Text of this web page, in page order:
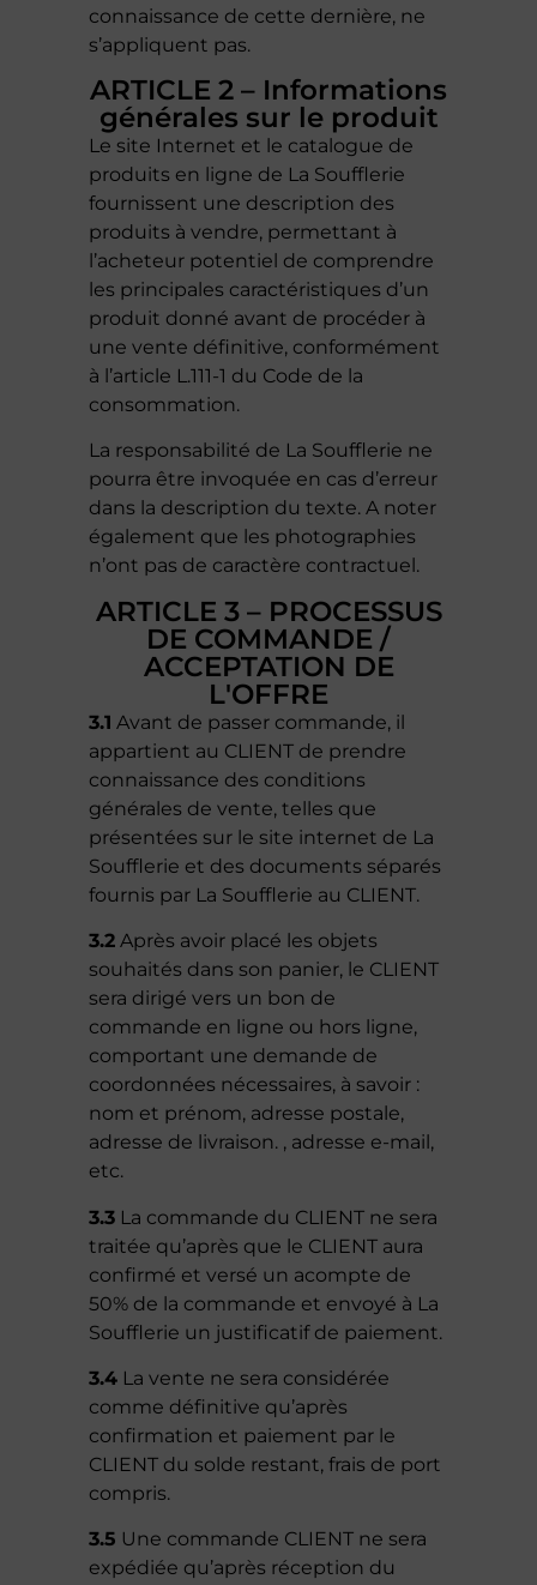
connaissance de cette dernière, ne
s’appliquent pas.
ARTICLE 2 – Informations
générales sur le produit
Le site Internet et le catalogue de
produits en ligne de La Soufflerie
fournissent une description des
produits à vendre, permettant à
l’acheteur potentiel de comprendre
les principales caractéristiques d’un
produit donné avant de procéder à
une vente définitive, conformément
à l’article L.111-1 du Code de la
consommation.
La responsabilité de La Soufflerie ne
pourra être invoquée en cas d’erreur
dans la description du texte. A noter
également que les photographies
n’ont pas de caractère contractuel.
ARTICLE 3 – PROCESSUS
DE COMMANDE /
ACCEPTATION DE
L'OFFRE
3.1 Avant de passer commande, il
appartient au CLIENT de prendre
connaissance des conditions
générales de vente, telles que
présentées sur le site internet de La
Soufflerie et des documents séparés
fournis par La Soufflerie au CLIENT.
3.2 Après avoir placé les objets
souhaités dans son panier, le CLIENT
sera dirigé vers un bon de
commande en ligne ou hors ligne,
comportant une demande de
coordonnées nécessaires, à savoir :
nom et prénom, adresse postale,
adresse de livraison. , adresse e-mail,
etc.
3.3 La commande du CLIENT ne sera
traitée qu’après que le CLIENT aura
confirmé et versé un acompte de
50% de la commande et envoyé à La
Soufflerie un justificatif de paiement.
3.4 La vente ne sera considérée
comme définitive qu’après
confirmation et paiement par le
CLIENT du solde restant, frais de port
compris.
3.5 Une commande CLIENT ne sera
expédiée qu’après réception du